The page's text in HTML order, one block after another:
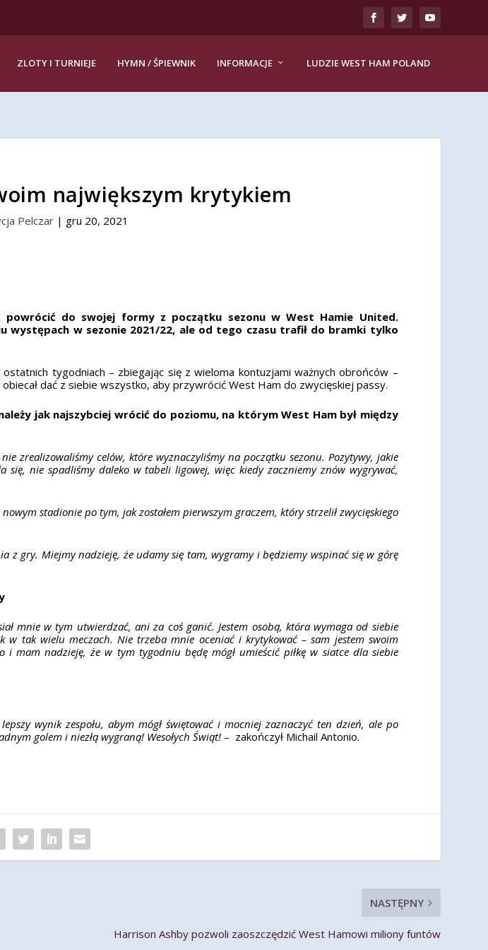
ZLOTY I TURNIEJE HYMN / ŚPIEWNIK INFORMACJE LUDZIE WEST HAM POLAND
największym krytykiem
Pelczar| gru 20, 2021
do swojej formy z początku sezonu w West Hamie United.
występach w sezonie 2021/22, ale od tego czasu trafił do bramki tylko
tygodniach – zbiegając się z wieloma kontuzjami ważnych obrońców –
dać z siebie wszystko, aby przywrócić West Ham do zwycięskiej passy.
jak najszybciej wrócić do poziomu, na którym West Ham był między
zrealizowaliśmy celów, które wyznaczyliśmy na początku sezonu. Pozytywy, jakie
się, nie spadliśmy daleko w tabeli ligowej, więc kiedy zaczniemy znów wygrywać,
stadionie po tym, jak zostałem pierwszym graczem, który strzelił zwycięskiego
gry. Miejmy nadzieję, że udamy się tam, wygramy i będziemy wspinać się w górę
mnie w tym utwierdzać, ani za coś ganić. Jestem osobą, która wymaga od siebie
w tak wielu meczach. Nie trzeba mnie oceniać i krytykować – sam jestem swoim
mam nadzieję, że w tym tygodniu będę mógł umieścić piłkę w siatce dla siebie
wynik zespołu, abym mógł świętować i mocniej zaznaczyć ten dzień, ale po
golem i niezłą wygraną! Wesołych Świąt! – zakończył Michail Antonio.
NASTĘPNY
Harrison Ashby pozwoli zaoszczędzić West Hamowi miliony funtów